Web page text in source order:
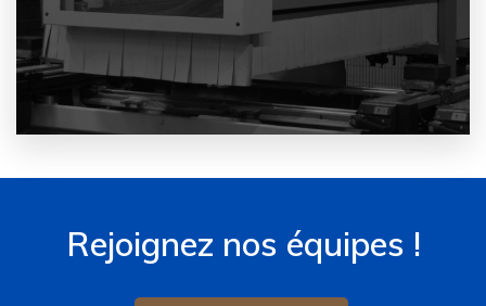
Rejoignez nos équipes !